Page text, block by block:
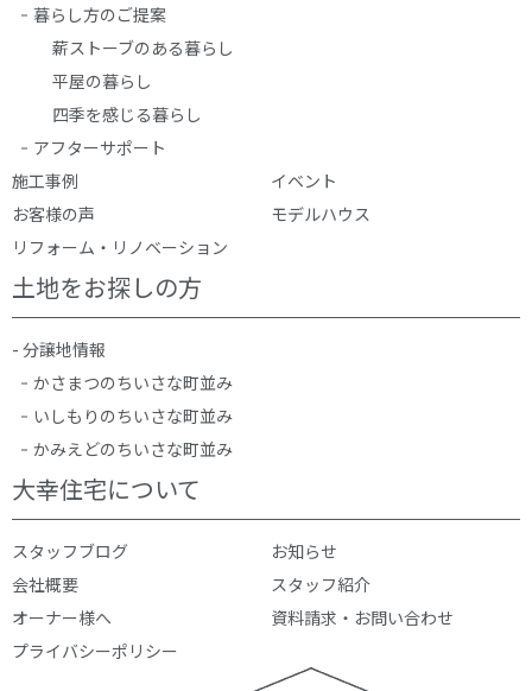
暮らし方のご提案
薪ストーブのある暮らし
平屋の暮らし
四季を感じる暮らし
アフターサポート
施工事例
イベント
お客様の声
モデルハウス
リフォーム・リノベーション
土地をお探しの方
- 分譲地情報
かさまつのちいさな町並み
いしもりのちいさな町並み
かみえどのちいさな町並み
大幸住宅について
スタッフブログ
お知らせ
会社概要
スタッフ紹介
オーナー様へ
資料請求・お問い合わせ
プライバシーポリシー